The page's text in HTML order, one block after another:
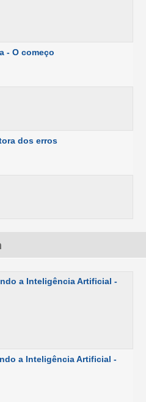
- O começo
dos erros
a Inteligência Artificial -
a Inteligência Artificial -